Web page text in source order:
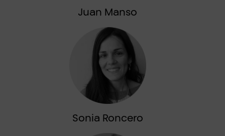
Juan Manso
Sonia Roncero